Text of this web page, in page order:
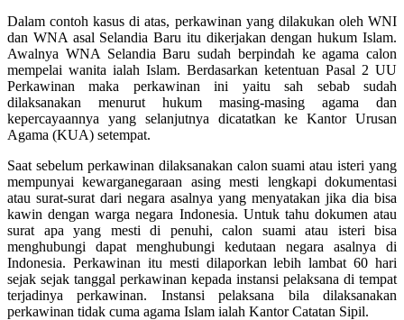
Dalam contoh kasus di atas, perkawinan yang dilakukan oleh WNI
dan WNA asal Selandia Baru itu dikerjakan dengan hukum Islam.
Awalnya WNA Selandia Baru sudah berpindah ke agama calon
mempelai wanita ialah Islam. Berdasarkan ketentuan Pasal 2 UU
Perkawinan maka perkawinan ini yaitu sah sebab sudah
dilaksanakan menurut hukum masing-masing agama dan
kepercayaannya yang selanjutnya dicatatkan ke Kantor Urusan
Agama (KUA) setempat.
Saat sebelum perkawinan dilaksanakan calon suami atau isteri yang
mempunyai kewarganegaraan asing mesti lengkapi dokumentasi
atau surat-surat dari negara asalnya yang menyatakan jika dia bisa
kawin dengan warga negara Indonesia. Untuk tahu dokumen atau
surat apa yang mesti di penuhi, calon suami atau isteri bisa
menghubungi dapat menghubungi kedutaan negara asalnya di
Indonesia. Perkawinan itu mesti dilaporkan lebih lambat 60 hari
sejak sejak tanggal perkawinan kepada instansi pelaksana di tempat
terjadinya perkawinan. Instansi pelaksana bila dilaksanakan
perkawinan tidak cuma agama Islam ialah Kantor Catatan Sipil.